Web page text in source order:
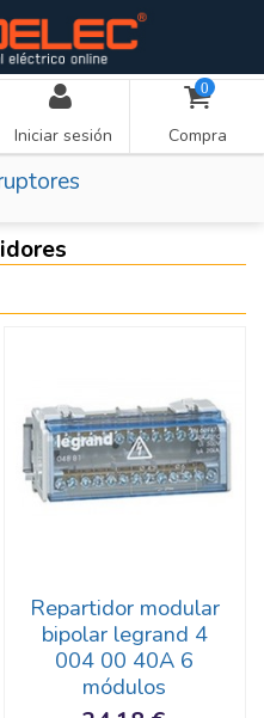
Iniciar sesión
0
Compra
Repartidor modular
bipolar legrand 4
004 00 40A 6
módulos